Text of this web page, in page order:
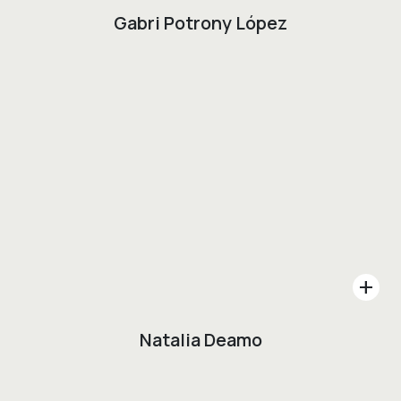
Gabri Potrony López
add
Natalia Deamo